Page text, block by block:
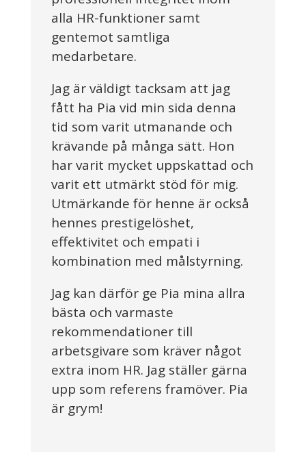
alla HR-funktioner samt
gentemot samtliga
medarbetare.
Jag är väldigt tacksam att jag
fått ha Pia vid min sida denna
tid som varit utmanande och
krävande på många sätt. Hon
har varit mycket uppskattad och
varit ett utmärkt stöd för mig.
Utmärkande för henne är också
hennes prestigelöshet,
effektivitet och empati i
kombination med målstyrning.
Jag kan därför ge Pia mina allra
bästa och varmaste
rekommendationer till
arbetsgivare som kräver något
extra inom HR. Jag ställer gärna
upp som referens framöver. Pia
är grym!